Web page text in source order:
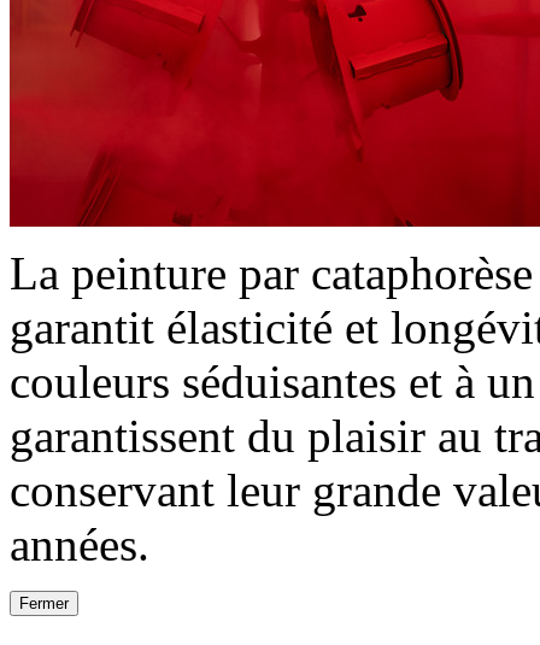
La peinture par
garantit élasticité et
couleurs séduisantes et à
garantissent du plaisir au
conservant leur grande
années.
Fermer